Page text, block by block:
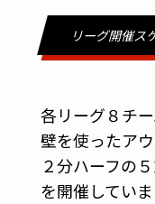
リーグ開催ス
各リーグ８チ
壁を使ったア
２分ハーフの
を開催していま